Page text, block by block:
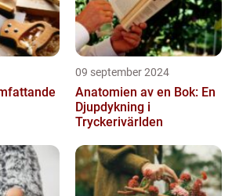
09 september 2024
Anatomien av en Bok: En
Djupdykning i
Tryckerivärlden